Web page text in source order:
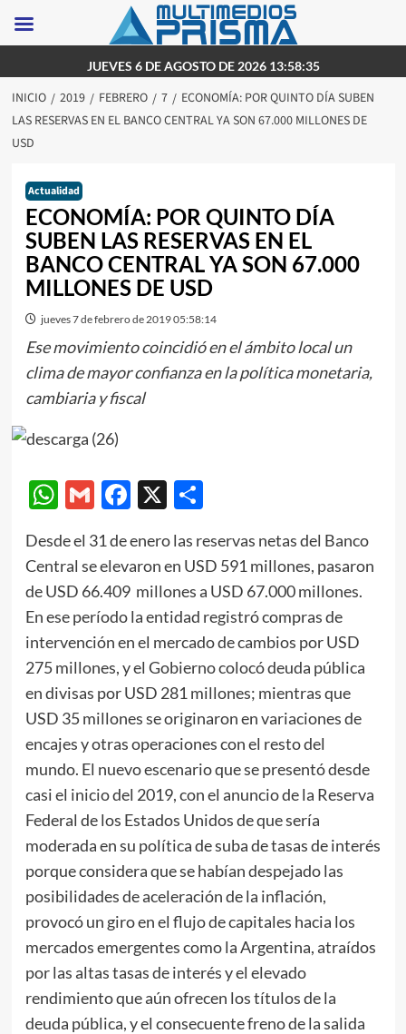
al
contenido
JUEVES 6 DE AGOSTO DE 2026 13:58:35
INICIO 2019 FEBRERO 7
ECONOMÍA: POR QUINTO DÍA SUBEN
LAS RESERVAS EN EL BANCO CENTRAL YA SON 67.000 MILLONES DE
USD
Actualidad
ECONOMÍA: POR QUINTO DÍA
SUBEN LAS RESERVAS EN EL
BANCO CENTRAL YA SON 67.000
MILLONES DE USD
jueves 7 de febrero de 2019 05:58:14
Ese movimiento coincidió en el ámbito local un
clima de mayor confianza en la política monetaria,
cambiaria y fiscal
WhatsApp
GmailFacebook
X Compartir
Desde el 31 de enero las reservas netas del Banco
Central se elevaron en USD 591 millones, pasaron
de USD 66.409 millones a USD 67.000 millones.
En ese período la entidad registró compras de
intervención en el mercado de cambios por USD
275 millones, y el Gobierno colocó deuda pública
en divisas por USD 281 millones; mientras que
USD 35 millones se originaron en variaciones de
encajes y otras operaciones con el resto del
mundo. El nuevo escenario que se presentó desde
casi el inicio del 2019, con el anuncio de la Reserva
Federal de los Estados Unidos de que sería
moderada en su política de suba de tasas de interés
porque considera que se habían despejado las
posibilidades de aceleración de la inflación,
provocó un giro en el flujo de capitales hacia los
mercados emergentes como la Argentina, atraídos
por las altas tasas de interés y el elevado
rendimiento que aún ofrecen los títulos de la
deuda pública, y el consecuente freno de la salida